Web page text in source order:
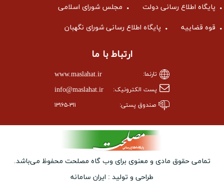
پایگاه اطلاع رسانی دولت مجلس شورای اسلامی
قوه قضاییه پایگاه اطلاع رسانی شورای نگهبان
ارتباط با ما
تارنما: www.maslahat.ir
پست الکترونیک: info@maslahat.ir
صندوق پستی: ۱۳۱۶۵-۳۱۱
تمامی حقوق مادی و معنوی برای وب ‌گاه مصلحت محفوظ می‌باشد.
طراحی و تولید : ایران سامانه